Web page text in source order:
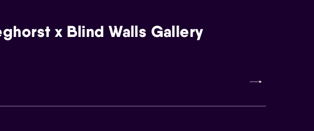
x Blind Walls Gallery